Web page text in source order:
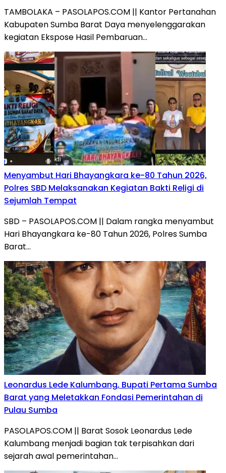
TAMBOLAKA – PASOLAPOS.COM || Kantor Pertanahan
Kabupaten Sumba Barat Daya menyelenggarakan
kegiatan Ekspose Hasil Pembaruan…
Menyambut Hari Bhayangkara ke-80 Tahun 2026,
Polres SBD Melaksanakan Kegiatan Bakti Religi di
Sejumlah Tempat
SBD – PASOLAPOS.COM || Dalam rangka menyambut
Hari Bhayangkara ke-80 Tahun 2026, Polres Sumba
Barat…
Leonardus Lede Kalumbang, Bupati Pertama Sumba
Barat yang Meletakkan Fondasi Pemerintahan di
Pulau Sumba
PASOLAPOS.COM || Barat Sosok Leonardus Lede
Kalumbang menjadi bagian tak terpisahkan dari
sejarah awal pemerintahan…